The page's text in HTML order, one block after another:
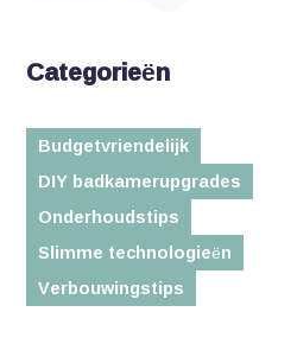
Categorieën
Budgetvriendelijk
DIY badkamerupgrades
Onderhoudstips
Slimme technologieën
Verbouwingstips